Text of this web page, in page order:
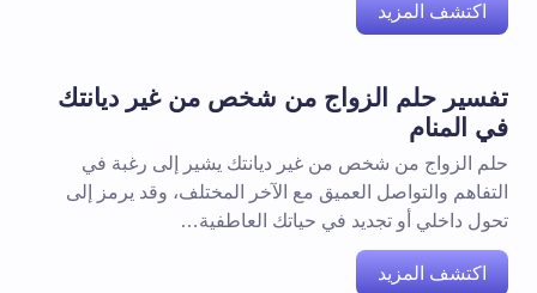
اكتشف المزيد
تفسير حلم الزواج من شخص من غير ديانتك
في المنام
حلم الزواج من شخص من غير ديانتك يشير إلى رغبة في
التفاهم والتواصل العميق مع الآخر المختلف، وقد يرمز إلى
تحول داخلي أو تجديد في حياتك العاطفية…
اكتشف المزيد